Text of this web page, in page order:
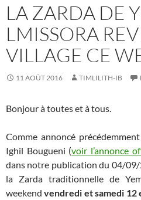
LA ZARDA DE
LMISSORA
VILLAGE CE
11 AOÛT 2016 TIMLILITH-IB
Bonjour à toutes et à tous.
Comme annoncé
Ighil Bougueni (voir l’annonce
dans notre publication du 04/
la Zarda traditionnelle de
weekendvendredi et samedi 12